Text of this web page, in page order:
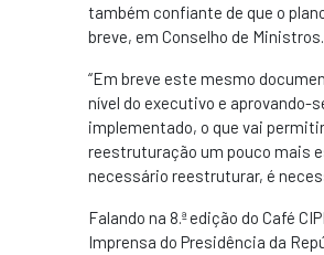
também confiante de que o
breve, em Conselho de Ministros.
“Em breve este mesmo
nível do executivo e aprovando-
implementado, o que vai
reestruturação um pouco mais
necessário reestruturar, é
Falando na 8.ª edição do Café
Imprensa do Presidência da